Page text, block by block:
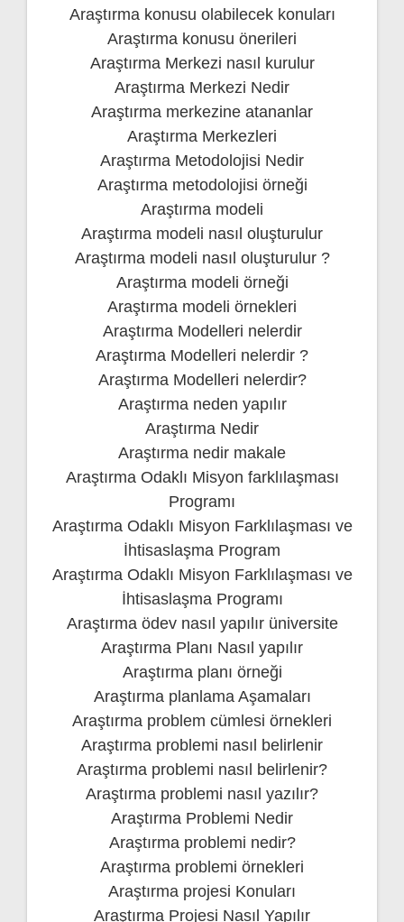
Araştırma konusu olabilecek konuları
Araştırma konusu önerileri
Araştırma Merkezi nasıl kurulur
Araştırma Merkezi Nedir
Araştırma merkezine atananlar
Araştırma Merkezleri
Araştırma Metodolojisi Nedir
Araştırma metodolojisi örneği
Araştırma modeli
Araştırma modeli nasıl oluşturulur
Araştırma modeli nasıl oluşturulur ?
Araştırma modeli örneği
Araştırma modeli örnekleri
Araştırma Modelleri nelerdir
Araştırma Modelleri nelerdir ?
Araştırma Modelleri nelerdir?
Araştırma neden yapılır
Araştırma Nedir
Araştırma nedir makale
Araştırma Odaklı Misyon farklılaşması
Programı
Araştırma Odaklı Misyon Farklılaşması ve
İhtisaslaşma Program
Araştırma Odaklı Misyon Farklılaşması ve
İhtisaslaşma Programı
Araştırma ödev nasıl yapılır üniversite
Araştırma Planı Nasıl yapılır
Araştırma planı örneği
Araştırma planlama Aşamaları
Araştırma problem cümlesi örnekleri
Araştırma problemi nasıl belirlenir
Araştırma problemi nasıl belirlenir?
Araştırma problemi nasıl yazılır?
Araştırma Problemi Nedir
Araştırma problemi nedir?
Araştırma problemi örnekleri
Araştırma projesi Konuları
Araştırma Projesi Nasıl Yapılır